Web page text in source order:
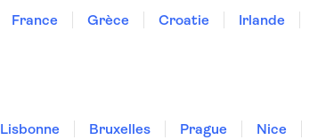
France Grèce Croatie
Irlande
Lisbonne Bruxelles Prague
Nice